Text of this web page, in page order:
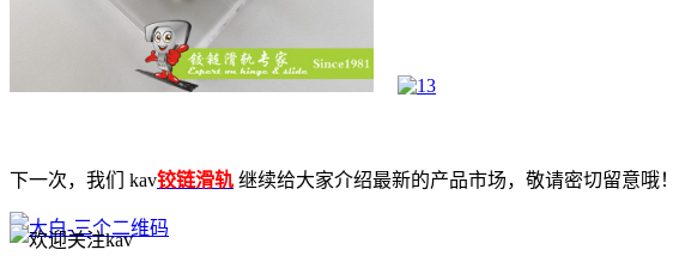
下一次，我们 kav铰链滑轨 继续给大家介绍最新的产品市场，敬请密切留意哦！